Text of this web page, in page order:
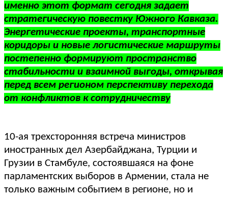
именно этот формат сегодня задает
стратегическую повестку Южного Кавказа.
Энергетические проекты, транспортные
коридоры и новые логистические маршруты
постепенно формируют пространство
стабильности и взаимной выгоды, открывая
перед всем регионом перспективу перехода
от конфликтов к сотрудничеству
10-ая трехсторонняя встреча министров
иностранных дел Азербайджана, Турции и
Грузии в Стамбуле, состоявшаяся на фоне
парламентских выборов в Армении, стала не
только важным событием в регионе, но и